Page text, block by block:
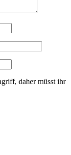
daher müsst ihr